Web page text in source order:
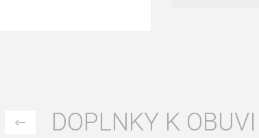
DOPLNKY K OBUVI